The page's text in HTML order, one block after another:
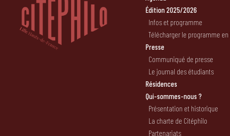
Édition 2025/2026
Infos et programme
Télécharger le programme en
Presse
Communiqué de presse
Le journal des étudiants
Résidences
Qui-sommes-nous ?
Présentation et historique
La charte de Citéphilo
Partenariats